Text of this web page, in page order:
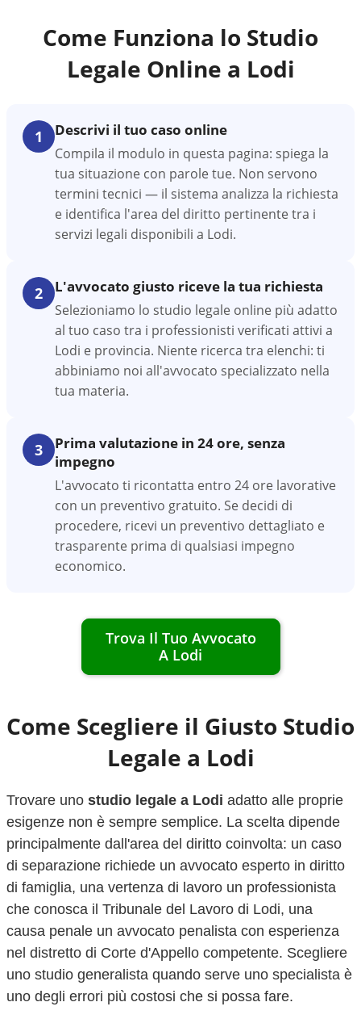
Come Funziona lo Studio
Legale Online a Lodi
1 Descrivi il tuo caso online
Compila il modulo in questa pagina: spiega la
tua situazione con parole tue. Non servono
termini tecnici — il sistema analizza la richiesta
e identifica l'area del diritto pertinente tra i
servizi legali disponibili a Lodi.
2 L'avvocato giusto riceve la tua richiesta
Selezioniamo lo studio legale online più adatto
al tuo caso tra i professionisti verificati attivi a
Lodi e provincia. Niente ricerca tra elenchi: ti
abbiniamo noi all'avvocato specializzato nella
tua materia.
3
Prima valutazione in 24 ore, senza
impegno
L'avvocato ti ricontatta entro 24 ore lavorative
con un preventivo gratuito. Se decidi di
procedere, ricevi un preventivo dettagliato e
trasparente prima di qualsiasi impegno
economico.
Trova Il Tuo Avvocato
A Lodi
Come Scegliere il Giusto Studio
Legale a Lodi
Trovare uno studio legale a Lodi adatto alle proprie
esigenze non è sempre semplice. La scelta dipende
principalmente dall'area del diritto coinvolta: un caso
di separazione richiede un avvocato esperto in diritto
di famiglia, una vertenza di lavoro un professionista
che conosca il Tribunale del Lavoro di Lodi, una
causa penale un avvocato penalista con esperienza
nel distretto di Corte d'Appello competente. Scegliere
uno studio generalista quando serve uno specialista è
uno degli errori più costosi che si possa fare.